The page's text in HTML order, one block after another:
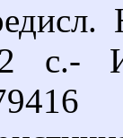
с.-